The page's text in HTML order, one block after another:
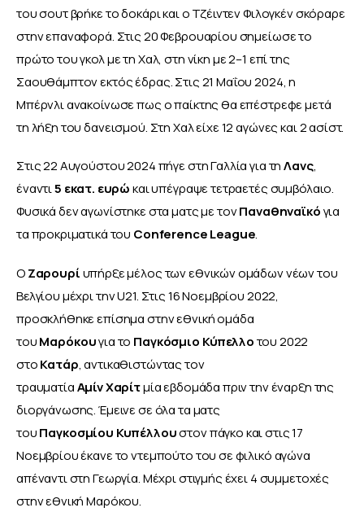
του σουτ βρήκε το δοκάρι και ο Τζέιντεν Φιλογκέν σκόραρε
στην επαναφορά. Στις 20 Φεβρουαρίου σημείωσε το
πρώτο του γκολ με τη Χαλ, στη νίκη με 2–1 επί της
Σαουθάμπτον εκτός έδρας. Στις 21 Μαΐου 2024, η
Μπέρνλι ανακοίνωσε πως ο παίκτης θα επέστρεφε μετά
τη λήξη του δανεισμού. Στη Χαλ είχε 12 αγώνες και 2 ασίστ.
Στις 22 Αυγούστου 2024 πήγε στη Γαλλία για τη Λανς,
έναντι 5 εκατ. ευρώ και υπέγραψε τετραετές συμβόλαιο.
Φυσικά δεν αγωνίστηκε στα ματς με τον Παναθηναϊκό για
τα προκριματικά του Conference League.
Ο Ζαρουρί υπήρξε μέλος των εθνικών ομάδων νέων του
Βελγίου μέχρι την U21. Στις 16 Νοεμβρίου 2022,
προσκλήθηκε επίσημα στην εθνική ομάδα
του Μαρόκου για το Παγκόσμιο Κύπελλο του 2022
στο Κατάρ, αντικαθιστώντας τον
τραυματία ΑμίνΧαρίτ μία εβδομάδα πριν την έναρξη της
διοργάνωσης. Έμεινε σε όλα τα ματς
του Παγκοσμίου Κυπέλλου στον πάγκο και στις 17
Νοεμβρίου έκανε το ντεμπούτο του σε φιλικό αγώνα
απέναντι στη Γεωργία. Μέχρι στιγμής έχει 4 συμμετοχές
στην εθνική Μαρόκου.